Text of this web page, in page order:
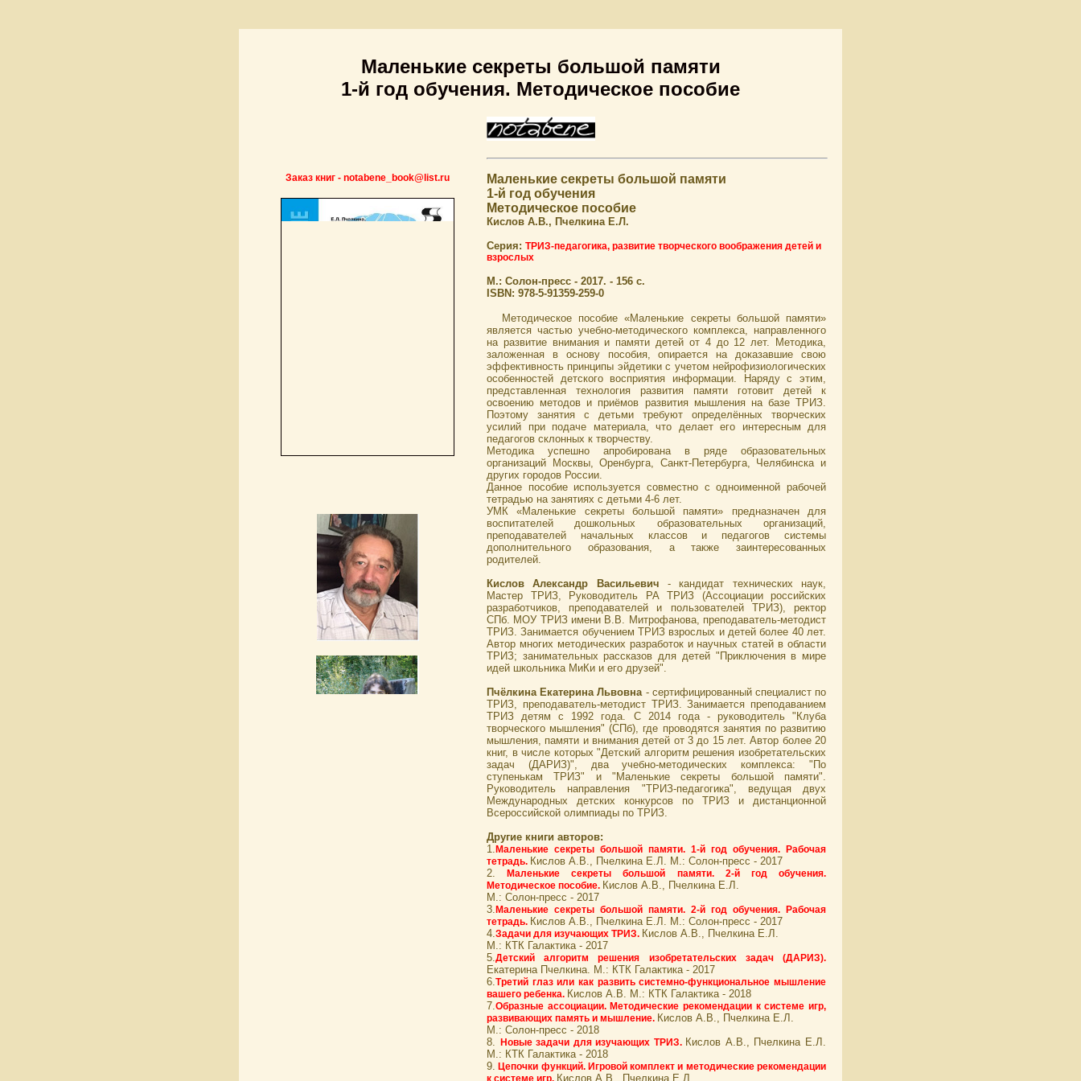
Маленькие секреты большой памяти
1-й год обучения. Методическое пособие
Заказ книг - notabene_book@list.ru
Маленькие секреты большой памяти
1-й год обучения
Методическое пособие
Кислов А.В., Пчелкина Е.Л.
Серия: ТРИЗ-педагогика, развитие творческого воображения детей и
взрослых
М.: Солон-пресс - 2017. - 156 с.
ISBN: 978-5-91359-259-0
Методическое пособие «Маленькие секреты большой памяти»
является частью учебно-методического комплекса, направленного
на развитие внимания и памяти детей от 4 до 12 лет. Методика,
заложенная в основу пособия, опирается на доказавшие свою
эффективность принципы эйдетики с учетом нейрофизиологических
особенностей детского восприятия информации. Наряду с этим,
представленная технология развития памяти готовит детей к
освоению методов и приёмов развития мышления на базе ТРИЗ.
Поэтому занятия с детьми требуют определённых творческих
усилий при подаче материала, что делает его интересным для
педагогов склонных к творчеству.
Методика успешно апробирована в ряде образовательных
организаций Москвы, Оренбурга, Санкт-Петербурга, Челябинска и
других городов России.
Данное пособие используется совместно с одноименной рабочей
тетрадью на занятиях с детьми 4-6 лет.
УМК «Маленькие секреты большой памяти» предназначен для
воспитателей дошкольных образовательных организаций,
преподавателей начальных классов и педагогов системы
дополнительного образования, а также заинтересованных
родителей.
Кислов Александр Васильевич - кандидат технических наук,
Мастер ТРИЗ, Руководитель РА ТРИЗ (Ассоциации российских
разработчиков, преподавателей и пользователей ТРИЗ), ректор
СПб. МОУ ТРИЗ имени В.В. Митрофанова, преподаватель-методист
ТРИЗ. Занимается обучением ТРИЗ взрослых и детей более 40 лет.
Автор многих методических разработок и научных статей в области
ТРИЗ; занимательных рассказов для детей "Приключения в мире
идей школьника МиКи и его друзей".
Пчёлкина Екатерина Львовна- сертифицированный специалист по
ТРИЗ, преподаватель-методист ТРИЗ. Занимается преподаванием
ТРИЗ детям с 1992 года. С 2014 года - руководитель "Клуба
творческого мышления" (СПб), где проводятся занятия по развитию
мышления, памяти и внимания детей от 3 до 15 лет. Автор более 20
книг, в числе которых "Детский алгоритм решения изобретательских
задач (ДАРИЗ)", два учебно-методических комплекса: "По
ступенькам ТРИЗ" и "Маленькие секреты большой памяти".
Руководитель направления "ТРИЗ-педагогика", ведущая двух
Международных детских конкурсов по ТРИЗ и дистанционной
Всероссийской олимпиады по ТРИЗ.
Другие книги авторов:
1. Маленькие секреты большой памяти. 1-й год обучения. Рабочая
тетрадь. Кислов А.В., Пчелкина Е.Л. М.: Солон-пресс - 2017
2. Маленькие секреты большой памяти. 2-й год обучения.
Методическое пособие. Кислов А.В., Пчелкина Е.Л.
М.: Солон-пресс - 2017
3. Маленькие секреты большой памяти. 2-й год обучения. Рабочая
тетрадь. Кислов А.В., Пчелкина Е.Л. М.: Солон-пресс - 2017
4.Задачи для изучающих ТРИЗ. Кислов А.В., Пчелкина Е.Л.
М.: КТК Галактика - 2017
5.Детский алгоритм решения изобретательских задач (ДАРИЗ).
Екатерина Пчелкина. М.: КТК Галактика - 2017
6.Третий глаз или как развить системно-функциональное мышление
вашего ребенка. Кислов А.В. М.: КТК Галактика - 2018
7.Образные ассоциации. Методические рекомендации к системе игр,
развивающих память и мышление. Кислов А.В., Пчелкина Е.Л.
М.: Солон-пресс - 2018
8.
Новые задачи для изучающих ТРИЗ. Кислов А.В., Пчелкина Е.Л.
М.: КТК Галактика - 2018
9. Цепочки функций. Игровой комплект и методические рекомендации
к системе игр. Кислов А.В., Пчелкина Е.Л.